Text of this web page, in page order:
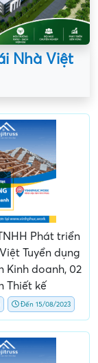
Nhà Việt
Phát triển
Tuyển dụng
Kinh doanh, 02
Thiết kế
Đến 15/08/2023